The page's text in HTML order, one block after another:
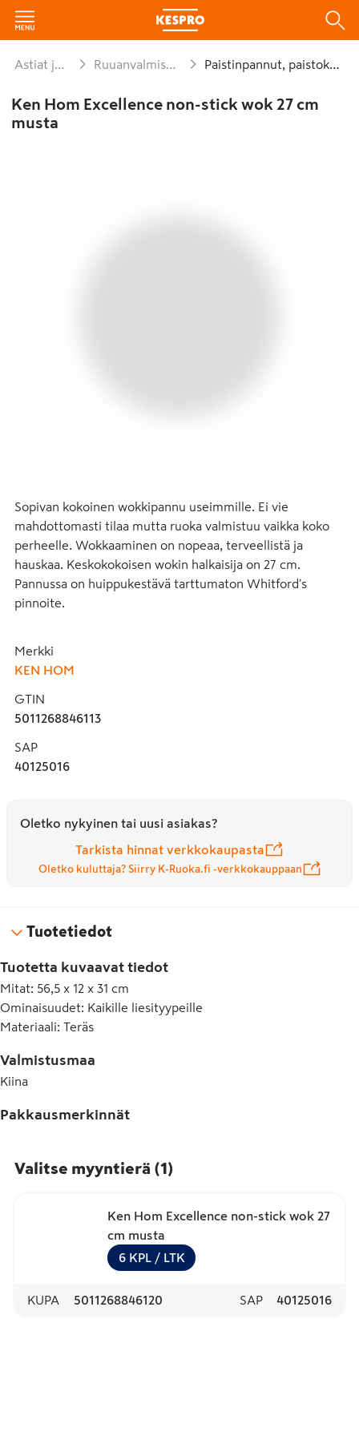
Astiat ja kattaus Ruuanvalmistusvälineet Paistinpannut, paistokasarit
Ken Hom Excellence non-stick wok 27 cm
musta
Sopivan kokoinen wokkipannu useimmille. Ei vie
mahdottomasti tilaa mutta ruoka valmistuu vaikka koko
perheelle. Wokkaaminen on nopeaa, terveellistä ja
hauskaa. Keskokokoisen wokin halkaisija on 27 cm.
Pannussa on huippukestävä tarttumaton Whitford's
pinnoite.
Merkki
KEN HOM
GTIN
5011268846113
SAP
40125016
Oletko nykyinen tai uusi asiakas?
Tarkista hinnat verkkokaupasta
Oletko kuluttaja? Siirry K-Ruoka.fi -verkkokauppaan
Tuotetiedot
Tuotetta kuvaavat tiedot
Mitat: 56,5 x 12 x 31 cm
Ominaisuudet: Kaikille liesityypeille
Materiaali: Teräs
Valmistusmaa
Kiina
Pakkausmerkinnät
Valitse myyntierä (1)
Ken Hom Excellence non-stick wok 27
cm musta
6 KPL / LTK
KUPA 5011268846120 SAP 40125016